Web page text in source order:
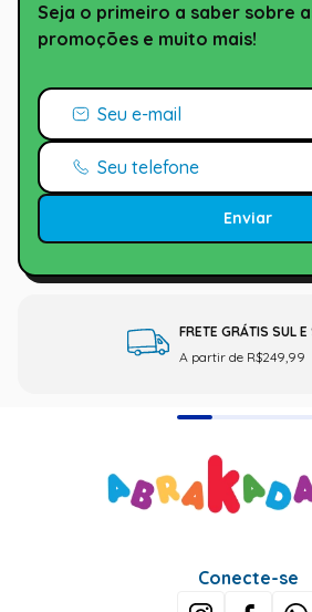
Seja o primeiro a saber sobre
promoções e muito mais!
Enviar
FRETE GRÁTIS SUL E
A partir de R$249,99
Conecte-se